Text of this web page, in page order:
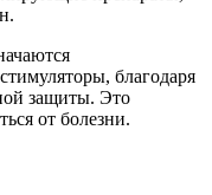
благодаря
защиты. Это
от болезни.